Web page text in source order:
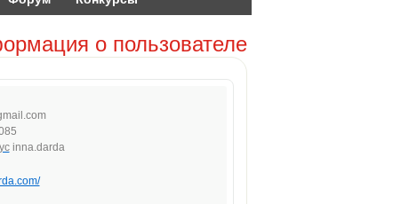
о пользователе
mail .com
inna.darda